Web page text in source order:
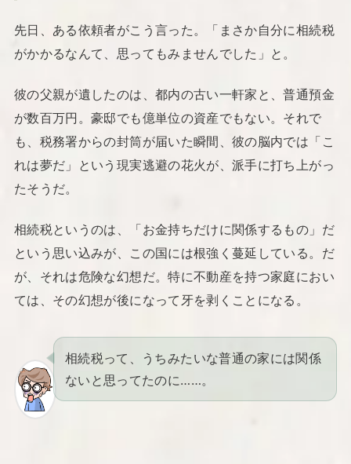
先日、ある依頼者がこう言った。「まさか自分に相続税
がかかるなんて、思ってもみませんでした」と。
彼の父親が遺したのは、都内の古い一軒家と、普通預金
が数百万円。豪邸でも億単位の資産でもない。それで
も、税務署からの封筒が届いた瞬間、彼の脳内では「こ
れは夢だ」という現実逃避の花火が、派手に打ち上がっ
たそうだ。
相続税というのは、「お金持ちだけに関係するもの」だ
という思い込みが、この国には根強く蔓延している。だ
が、それは危険な幻想だ。特に不動産を持つ家庭におい
ては、その幻想が後になって牙を剥くことになる。
相続税って、うちみたいな普通の家には関係
ないと思ってたのに……。